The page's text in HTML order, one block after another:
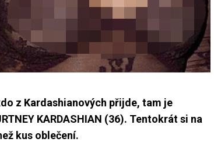
z Kardashianových přijde, tam je
KARDASHIAN (36). Tentokrát si na
kus oblečení.